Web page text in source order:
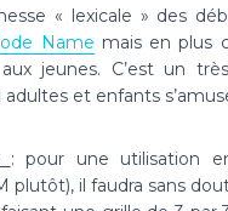
« lexicale » des
Name mais en plus
aux jeunes. C’est un
adultes et enfants
: pour une utilisation
plutôt), il faudra sans